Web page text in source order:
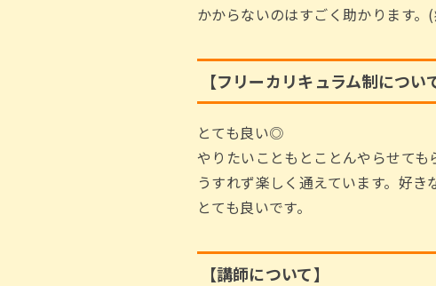
かからないのはすごく助かります
【フリーカリキュラム制につ
とても良い◎
やりたいこともとことんやらせて
うすれず楽しく通えています。好
とても良いです。
【講師について】